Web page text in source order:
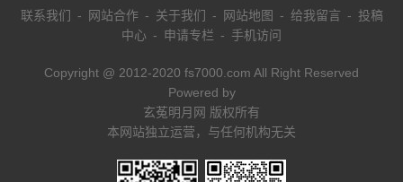
联系我们 - 网站合作- 关于我们 - 网站地图 - 给我留言 - 投稿
中心 - 申请专栏 - 手机访问
Copyright @ 2012-2020 fs7000.com All Right Reserved
Powered by
玄菟明月网 版权所有
本网站独立运营，与任何机构无关